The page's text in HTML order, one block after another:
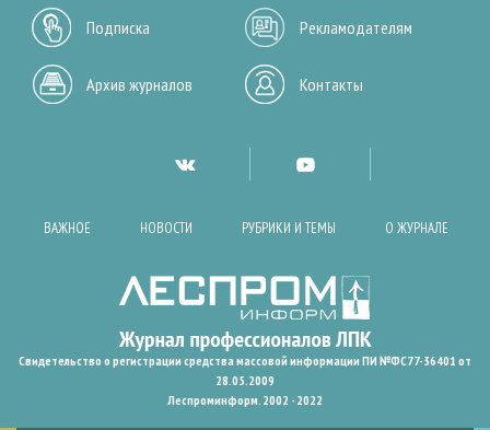
Подписка Рекламодателям
Архив журналов Контакты
ВАЖНОЕ НОВОСТИ РУБРИКИ И ТЕМЫ О ЖУРНАЛЕ
Свидетельство о регистрации средства массовой информации ПИ №ФС77-36401 от
28.05.2009
Леспроминформ. 2002 - 2022